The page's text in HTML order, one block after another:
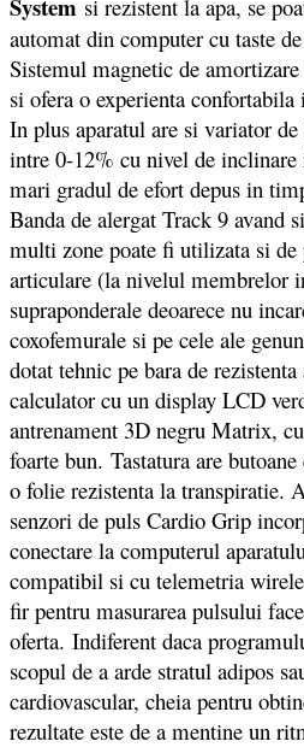
System si rezistent la apa, se
automat din computer cu taste
Sistemul magnetic de
si ofera o experienta confortabila
In plus aparatul are si variator
intre 0-12% cu nivel de
mari gradul de efort depus in
Banda de alergat Track 9 avand
multi zone poate fi utilizata si de
articulare (la nivelul membrelor
supraponderale deoarece nu
coxofemurale si pe cele ale
dotat tehnic pe bara de
calculator cu un display LCD
antrenament 3D negru Matrix,
foarte bun. Tastatura are
o folie rezistenta la transpiratie.
senzori de puls Cardio Grip
conectare la computerul
compatibil si cu telemetria
fir pentru masurarea pulsului
oferta. Indiferent daca
scopul de a arde stratul adipos
cardiovascular, cheia pentru
rezultate este de a mentine un